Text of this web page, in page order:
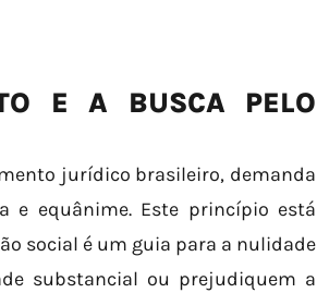
E A BUSCA PELO
jurídico brasileiro, demanda
equânime. Este princípio está
social é um guia para a nulidade
substancial ou prejudiquem a